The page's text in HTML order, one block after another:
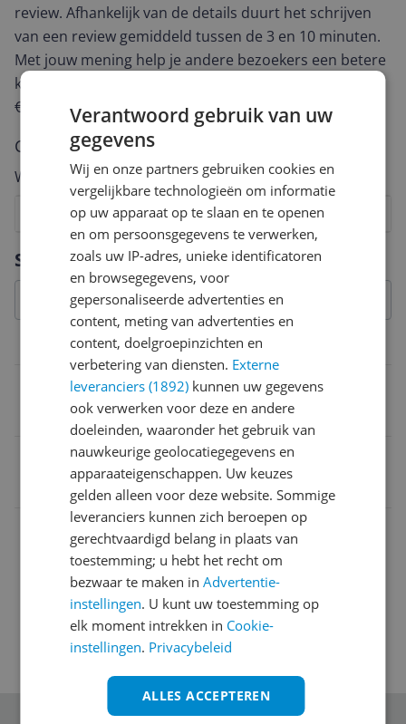
Specificaties
Functies
Inductie geschikt
8003703178160
Afmetingen
Algemeen
review. Afhankelijk van de details duurt het schrijven
van een review gemiddeld tussen de 3 en 10 minuten.
Met jouw mening help je andere bezoekers een betere
keuze te maken én maak je iedere maand kans op
€250,-!
Klik hier voor de actievoorwaarden.
Cijfer
Welk cijfer geef jij dit product?
8
7
6
5
4
3
2
Vraag 1 van 4
Verantwoord gebruik van uw
gegevens
Wij en onze partners gebruiken cookies en
vergelijkbare technologieën om informatie
op uw apparaat op te slaan en te openen
en om persoonsgegevens te verwerken,
zoals uw IP-adres, unieke identificatoren
en browsegegevens, voor
gepersonaliseerde advertenties en
content, meting van advertenties en
content, doelgroepinzichten en
verbetering van diensten. Externe
leveranciers (1892) kunnen uw gegevens
ook verwerken voor deze en andere
doeleinden, waaronder het gebruik van
nauwkeurige geolocatiegegevens en
apparaateigenschappen. Uw keuzes
gelden alleen voor deze website. Sommige
leveranciers kunnen zich beroepen op
gerechtvaardigd belang in plaats van
toestemming; u hebt het recht om
bezwaar te maken inAdvertentie-
instellingen. U kunt uw toestemming op
elk moment intrekken in Cookie-
instellingen. Privacybeleid
ALLES ACCEPTEREN